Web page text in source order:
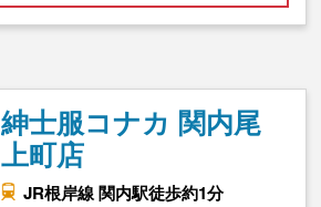
紳士服コナカ 関内尾
上町店
JR根岸線 関内駅徒歩約1分